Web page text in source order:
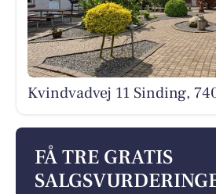
Kvindvadvej 11 Sinding,
FÅ TRE GRATIS